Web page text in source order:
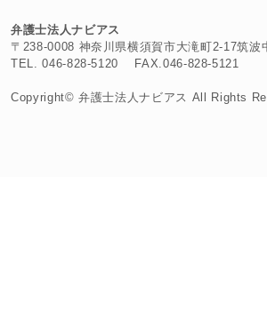
弁護士法人ナビアス
〒238-0008 神奈川県横須賀市大滝町2-17筑波
TEL. 046-828-5120 FAX.046-828-5121
Copyright© 弁護士法人ナビアス All Rights